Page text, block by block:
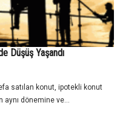
Düşüş Yaşandı
satılan konut, ipotekli konut
aynı dönemine ve...